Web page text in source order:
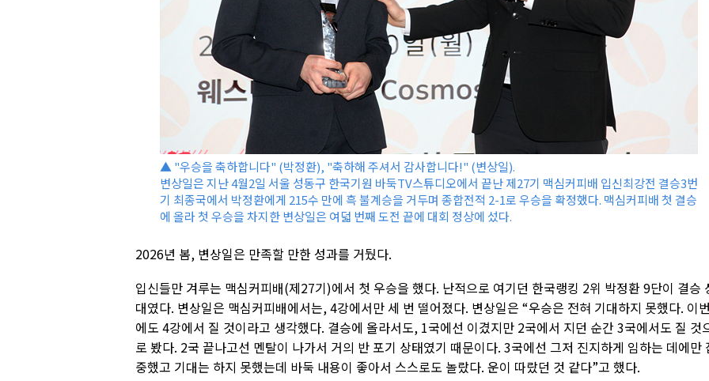
▲ "우승을 축하합니다" (박정환), "축하해 주셔서 감사합니다!" (변상일).
변상일은 지난 4월2일 서울 성동구 한국기원 바둑TV스튜디오에서 끝난 제27기 맥심커피배 입신최강전 결승3번
기 최종국에서 박정환에게 215수 만에 흑 불계승을 거두며 종합전적 2-1로 우승을 확정했다. 맥심커피배 첫 결승
에 올라 첫 우승을 차지한 변상일은 여덟 번째 도전 끝에 대회 정상에 섰다.
2026년 봄, 변상일은 만족할 만한 성과를 거뒀다.
입신들만 겨루는 맥심커피배(제27기)에서 첫 우승을 했다. 난적으로 여기던 한국랭킹 2위 박정환 9단이 결승
대였다. 변상일은 맥심커피배에서는, 4강에서만 세 번 떨어졌다. 변상일은 “우승은 전혀 기대하지 못했다. 이
에도 4강에서 질 것이라고 생각했다. 결승에 올라서도, 1국에선 이겼지만 2국에서 지던 순간 3국에서도 질 것
로 봤다. 2국 끝나고선 멘탈이 나가서 거의 반 포기 상태였기 때문이다. 3국에선 그저 진지하게 임하는 데에만
중했고 기대는 하지 못했는데 바둑 내용이 좋아서 스스로도 놀랐다. 운이 따랐던 것 같다”고 했다.